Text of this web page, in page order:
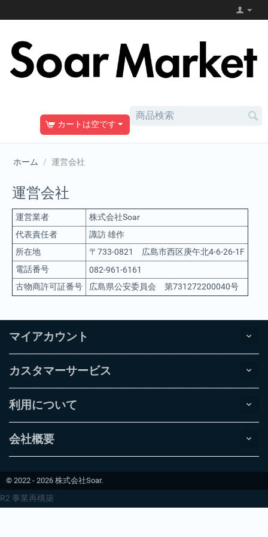
カートは空です
ホーム / 運営会社
運営会社
運営業者
株式会社Soar
代表責任者
諏訪 雄作
所在地
〒733-0821 広島市西区庚午北4-6-26-1F
電話番号
082-961-6161
古物商許可証番号
広島県公安委員会 第731272200040号
マイアカウント
カスタマーサービス
利用について
会社概要
© 2022 - 2026 株式会社Soar.
R2 事業再構築